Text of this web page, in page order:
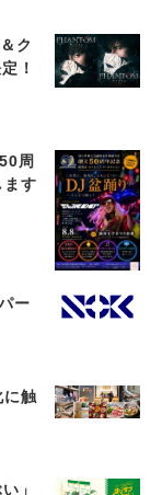
ク
！
周
ます
ー
に触
」